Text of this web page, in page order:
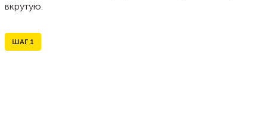
вкрутую.
ШАГ 1